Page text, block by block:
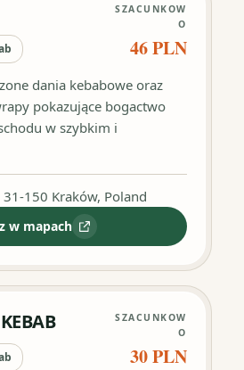
SZACUNKOW
O
46 PLN
dania kebabowe oraz
pokazujące bogactwo
w szybkim i
150 Kraków, Poland
w mapach
:Arabia Kebab
SZACUNKOW
O
30 PLN